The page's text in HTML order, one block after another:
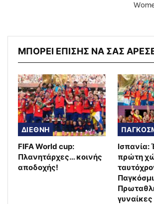
ΜΠΟΡΕΙ ΕΠΙΣΗΣ ΝΑ ΣΑΣ
ΔΙΕΘΝΗ
FIFA World cup:
Πλανητάρχες… κοινής
αποδοχής!
Ισπανία:
πρώτη